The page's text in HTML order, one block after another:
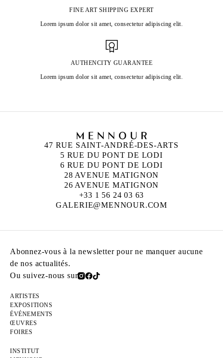
FINE ART SHIPPING EXPERT
Lorem ipsum dolor sit amet, consectetur adipiscing elit.
AUTHENCITY GUARANTEE
Lorem ipsum dolor sit amet, consectetur adipiscing elit.
47 RUE SAINT-ANDRÉ-DES-ARTS
5 RUE DU PONT DE LODI
6 RUE DU PONT DE LODI
28 AVENUE MATIGNON
26 AVENUE MATIGNON
+33 1 56 24 03 63
GALERIE@MENNOUR.COM
Abonnez-vous à la newsletter pour ne manquer aucune
de nos actualités.
Ou suivez-nous sur
ARTISTES
EXPOSITIONS
ÉVÉNEMENTS
ŒUVRES
FOIRES
INSTITUT